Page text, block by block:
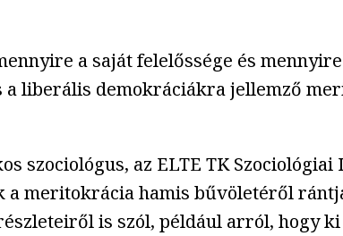
a saját felelőssége és
a liberális demokráciákra jellemző
szociológus, az ELTE TK
a meritokrácia hamis bűvöletéről
is szól, például arról, hogy